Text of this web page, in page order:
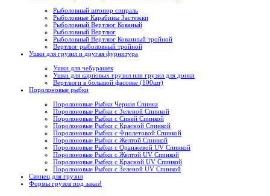
Рыболовный штопор спираль
Рыболовные Карабины Застежки
Рыболовный Вертлюг Кованый
Рыболовный Вертлюг
Рыболовный Вертлюг Кованный тройной
Вертлюг рыболовный тройной
Ушки для грузил и другая фурнитура
Ушки для чебурашек
Ушки для карповых грузил или грузил для донки
Вертлюги в большой фасовке (100шт)
Поролоновые рыбки
Поролоновые Рыбки Черная Спинка
Поролоновые Рыбки с Зеленой Спинкой
Поролоновые Рыбки с Синей Спинкой
Поролоновые Рыбки с Красной Спинкой
Поролоновые Рыбки с Фиолетовой Спинкой
Поролоновые Рыбки с Желтой Спинкой
Поролоновые Рыбки с Оранжевой UV Спинкой
Поролоновые Рыбки с Желтой UV Спинкой
Поролоновые Рыбки с Красной UV Спинкой
Поролоновые Рыбки с Зеленой UV Спинкой
Свинец для грузил
Формы грузов под заказ!